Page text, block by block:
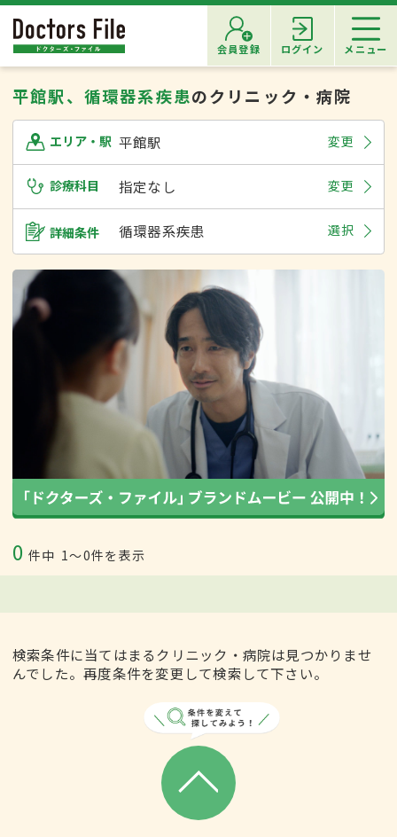
会員登録 ログイン メニュー
平館駅、循環器系疾患のクリニック・病院
エリア・駅 平館駅 変更
診療科目 指定なし 変更
詳細条件 循環器系疾患 選択
0 件中 1〜0件を表示
検索条件に当てはまるクリニック・病院は見つかりませ
んでした。再度条件を変更して検索して下さい。